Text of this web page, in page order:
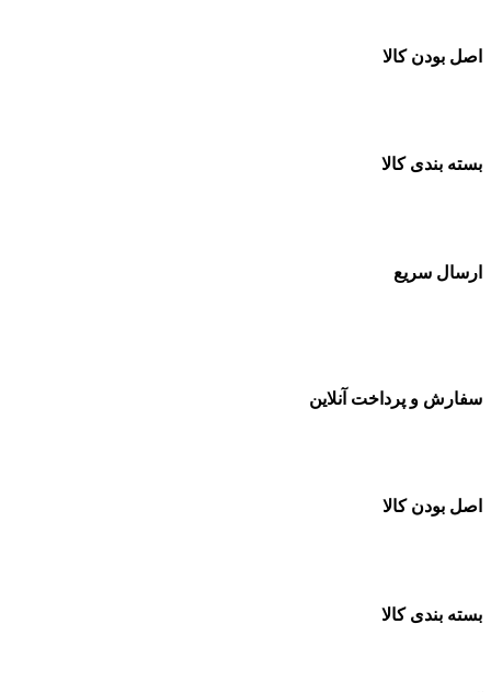
اصل بودن کالا
بسته بندی کالا
ارسال سریع
سفارش و پرداخت آنلاین
اصل بودن کالا
بسته بندی کالا